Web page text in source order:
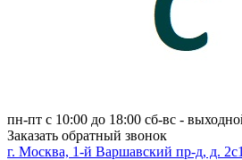
пн-пт с 10:00 до 18:00 сб-вс -
Заказать обратный звонок
г. Москва, 1-й Варшавский пр-д, д.